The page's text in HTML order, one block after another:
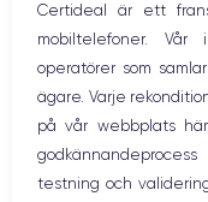
Puce A13 Bionic
Nom GPU
GPU 4 cœurs
12 Mpx
Hem-knappen
Bluetooth
WiFi
Nätverk
Vibration
Prise USB
Certideal är ett
mobiltelefoner. Vår
operatörer som
ägare. Varje
på vår webbplats
testning och